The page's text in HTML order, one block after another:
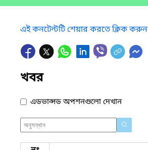
এই কনটেন্টটি শেয়ার করতে ক্লিক করুন
খবর
এডভান্সড অপশনগুলো দেখান